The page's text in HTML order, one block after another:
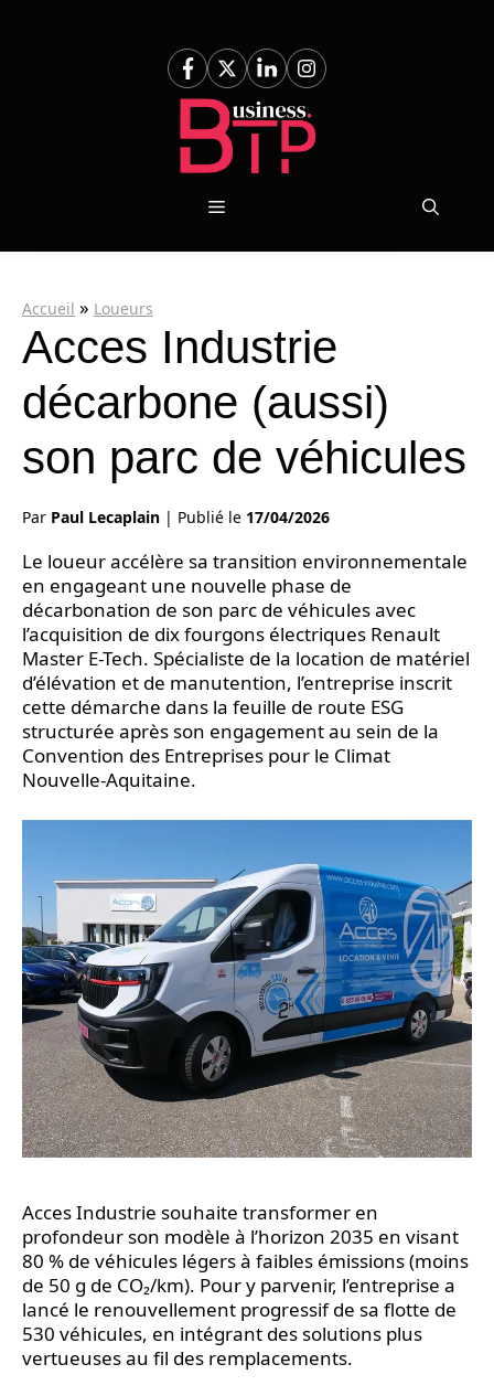
Menu
Accueil » Loueurs
Acces Industrie
décarbone (aussi)
son parc de véhicules
Par Paul Lecaplain | Publié le 17/04/2026
Le loueur accélère sa transition environnementale
en engageant une nouvelle phase de
décarbonation de son parc de véhicules avec
l’acquisition de dix fourgons électriques Renault
Master E-Tech. Spécialiste de la location de matériel
d’élévation et de manutention, l’entreprise inscrit
cette démarche dans la feuille de route ESG
structurée après son engagement au sein de la
Convention des Entreprises pour le Climat
Nouvelle-Aquitaine.
Acces Industrie souhaite transformer en
profondeur son modèle à l’horizon 2035 en visant
80 % de véhicules légers à faibles émissions (moins
de 50 g de CO₂/km). Pour y parvenir, l’entreprise a
lancé le renouvellement progressif de sa flotte de
530 véhicules, en intégrant des solutions plus
vertueuses au fil des remplacements.